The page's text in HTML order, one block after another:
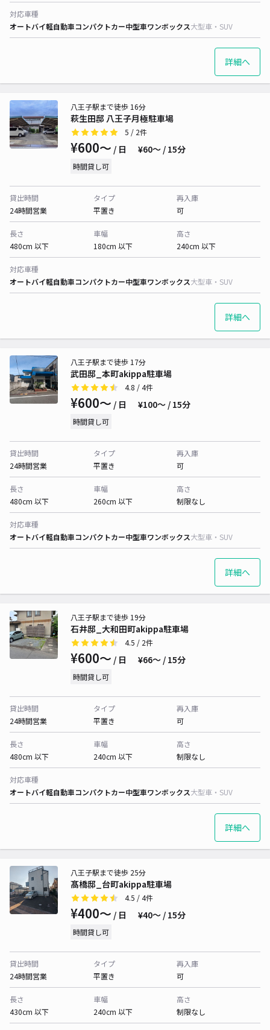
対応車種
オートバイ軽自動車コンパクトカー中型車ワンボックス大型車・SUV
詳細へ
萩生田邸 八王子月極駐車場
八王子駅まで徒歩 16分
5 / 2件
¥600〜 / 日 ¥60〜 / 15分
時間貸し可
貸出時間
24時間営業
タイプ
平置き
再入庫
可
長さ
480cm 以下
車幅
180cm 以下
高さ
240cm 以下
対応車種
オートバイ軽自動車コンパクトカー中型車ワンボックス大型車・SUV
詳細へ
武田邸_本町akippa駐車場
八王子駅まで徒歩 17分
4.8 / 4件
¥600〜 / 日 ¥100〜 / 15分
時間貸し可
貸出時間
24時間営業
タイプ
平置き
再入庫
可
長さ
480cm 以下
車幅
260cm 以下
高さ
制限なし
対応車種
オートバイ軽自動車コンパクトカー中型車ワンボックス大型車・SUV
詳細へ
石井邸_大和田町akippa駐車場
八王子駅まで徒歩 19分
4.5 / 2件
¥600〜 / 日 ¥66〜 / 15分
時間貸し可
貸出時間
24時間営業
タイプ
平置き
再入庫
可
長さ
480cm 以下
車幅
240cm 以下
高さ
制限なし
対応車種
オートバイ軽自動車コンパクトカー中型車ワンボックス大型車・SUV
詳細へ
髙橋邸_台町akippa駐車場
八王子駅まで徒歩 25分
4.5 / 4件
¥400〜 / 日 ¥40〜 / 15分
時間貸し可
貸出時間
24時間営業
タイプ
平置き
再入庫
可
長さ
430cm 以下
車幅
240cm 以下
高さ
制限なし